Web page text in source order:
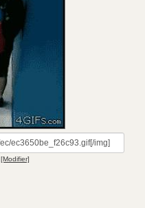
[Modifier]